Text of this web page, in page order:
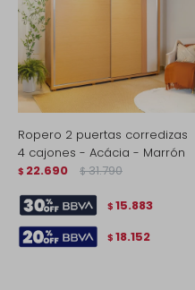
Ropero 2 puertas corredizas
4 cajones - Acácia - Marrón
$ 22.690 $ 31.790
$ 15.883
$ 18.152